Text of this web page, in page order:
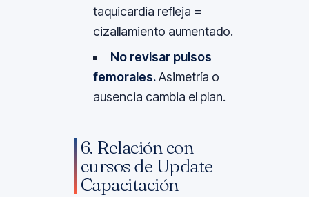
taquicardia refleja =
cizallamiento aumentado.
No revisar pulsos
femorales.Asimetría o
ausencia cambia el plan.
6. Relación con
cursos de Update
Capacitación